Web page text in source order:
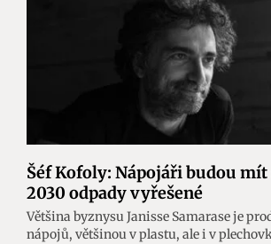
Šéf Kofoly: Nápojáři budou
2030 odpady vyřešené
Většina byznysu Janisse Samarase je
nápojů, většinou v plastu, ale i v